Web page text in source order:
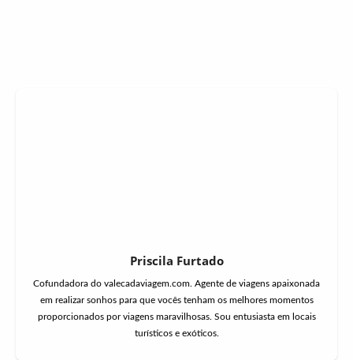
Priscila Furtado
Cofundadora do valecadaviagem.com. Agente de viagens apaixonada
em realizar sonhos para que vocês tenham os melhores momentos
proporcionados por viagens maravilhosas. Sou entusiasta em locais
turísticos e exóticos.